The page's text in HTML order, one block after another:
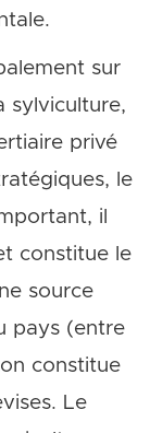
sur
sylviculture,
privé
le
il
constitue le
source
pays (entre
constitue
Le